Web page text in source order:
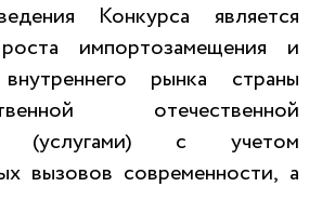
Конкурса является
импортозамещения и
рынка страны
отечественной
(услугами) с учетом
вызовов современности, а